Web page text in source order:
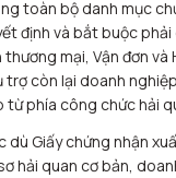
toàn bộ danh mục
định và bắt buộc phải
thương mại, Vận đơn
trợ còn lại doanh
từ phía công chức hải
dù Giấy chứng nhận
hải quan cơ bản,